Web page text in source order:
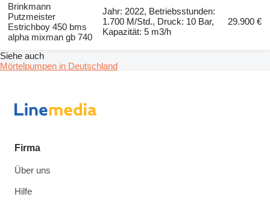
Brinkmann
Putzmeister
Estrichboy 450 bms
alpha mixman gb 740
Jahr: 2022, Betriebsstunden:
1.700 M/Std., Druck: 10 Bar,
Kapazität: 5 m3/h
29.900 €
Siehe auch
Mörtelpumpen in Deutschland
Firma
Über uns
Hilfe